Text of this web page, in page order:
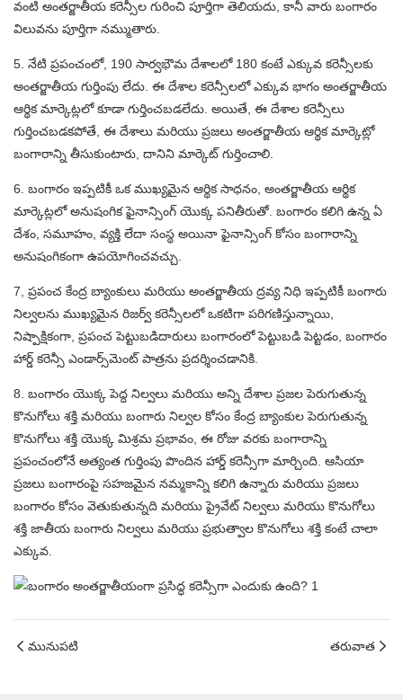
వంటి అంతర్జాతీయ కరెన్సీల గురించి పూర్తిగా తెలియదు, కానీ వారు బంగారం
విలువను పూర్తిగా నమ్ముతారు.
5. నేటి ప్రపంచంలో, 190 సార్వభౌమ దేశాలలో 180 కంటే ఎక్కువ కరెన్సీలకు
అంతర్జాతీయ గుర్తింపు లేదు. ఈ దేశాల కరెన్సీలలో ఎక్కువ భాగం అంతర్జాతీయ
ఆర్థిక మార్కెట్లలో కూడా గుర్తించబడలేదు. అయితే, ఈ దేశాల కరెన్సీలు
గుర్తించబడకపోతే, ఈ దేశాలు మరియు ప్రజలు అంతర్జాతీయ ఆర్థిక మార్కెట్లో
బంగారాన్ని తీసుకుంటారు, దానిని మార్కెట్ గుర్తించాలి.
6. బంగారం ఇప్పటికీ ఒక ముఖ్యమైన ఆర్థిక సాధనం, అంతర్జాతీయ ఆర్థిక
మార్కెట్లలో అనుషంగిక ఫైనాన్సింగ్ యొక్క పనితీరుతో. బంగారం కలిగి ఉన్న ఏ
దేశం, సమూహం, వ్యక్తి లేదా సంస్థ అయినా ఫైనాన్సింగ్ కోసం బంగారాన్ని
అనుషంగికంగా ఉపయోగించవచ్చు.
7, ప్రపంచ కేంద్ర బ్యాంకులు మరియు అంతర్జాతీయ ద్రవ్య నిధి ఇప్పటికీ బంగారు
నిల్వలను ముఖ్యమైన రిజర్వ్ కరెన్సీలలో ఒకటిగా పరిగణిస్తున్నాయి,
నిష్పాక్షికంగా, ప్రపంచ పెట్టుబడిదారులు బంగారంలో పెట్టుబడి పెట్టడం, బంగారం
హార్డ్ కరెన్సీ ఎండార్స్‌మెంట్ పాత్రను ప్రదర్శించడానికి.
8. బంగారం యొక్క పెద్ద నిల్వలు మరియు అన్ని దేశాల ప్రజల పెరుగుతున్న
కొనుగోలు శక్తి మరియు బంగారు నిల్వల కోసం కేంద్ర బ్యాంకుల పెరుగుతున్న
కొనుగోలు శక్తి యొక్క మిశ్రమ ప్రభావం, ఈ రోజు వరకు బంగారాన్ని
ప్రపంచంలోనే అత్యంత గుర్తింపు పొందిన హార్డ్ కరెన్సీగా మార్చింది. ఆసియా
ప్రజలు బంగారంపై సహజమైన నమ్మకాన్ని కలిగి ఉన్నారు మరియు ప్రజలు
బంగారం కోసం వెతుకుతున్నది మరియు ప్రైవేట్ నిల్వలు మరియు కొనుగోలు
శక్తి జాతీయ బంగారు నిల్వలు మరియు ప్రభుత్వాల కొనుగోలు శక్తి కంటే చాలా
ఎక్కువ.
మునుపటి తరువాత